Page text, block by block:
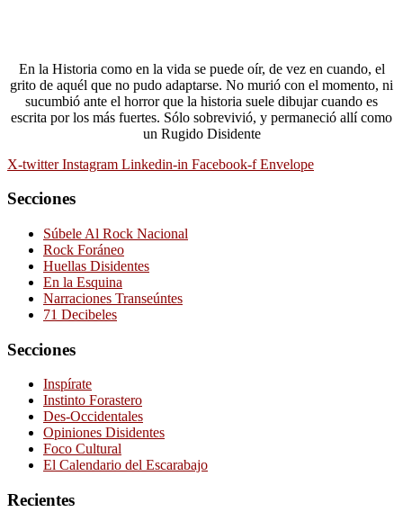
En la Historia como en la vida se puede oír, de vez en cuando, el
grito de aquél que no pudo adaptarse. No murió con el momento, ni
sucumbió ante el horror que la historia suele dibujar cuando es
escrita por los más fuertes. Sólo sobrevivió, y permaneció allí como
un Rugido Disidente
X-twitter Instagram Linkedin-in Facebook-f Envelope
Secciones
Súbele Al Rock Nacional
Rock Foráneo
Huellas Disidentes
En la Esquina
Narraciones Transeúntes
71 Decibeles
Secciones
Inspírate
Instinto Forastero
Des-Occidentales
Opiniones Disidentes
Foco Cultural
El Calendario del Escarabajo
Recientes